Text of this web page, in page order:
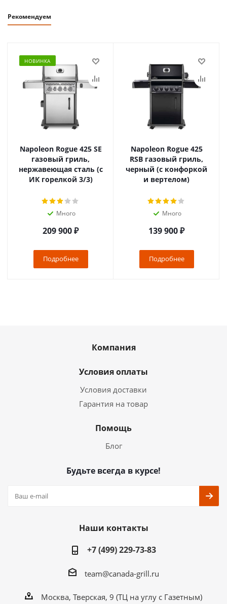
Рекомендуем
НОВИНКА
Napoleon Rogue 425 SE
газовый гриль,
нержавеющая сталь (с
ИК горелкой 3/3)
Много
209 900₽
Подробнее
Napoleon Rogue 425
RSB газовый гриль,
черный (с конфоркой
и вертелом)
Много
139 900₽
Подробнее
Компания
Условия оплаты
Условия доставки
Гарантия на товар
Помощь
Блог
Будьте всегда в курсе!
Наши контакты
+7 (499) 229-73-83
team@canada-grill.ru
Москва, Тверская, 9 (ТЦ на углу с Газетным)